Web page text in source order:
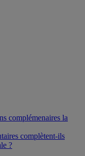
complémenaires la
complètent-ils
?